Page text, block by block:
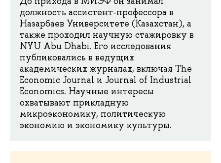
должность ассистент-профессора в
Назарбаев Университете (Казахстан), а
также проходил научную стажировку в
NYU Abu Dhabi. Его исследования
публиковались в ведущих
академических журналах, включая The
Economic Journal и Journal of Industrial
Economics. Научные интересы
охватывают прикладную
микроэкономику, политическую
экономию и экономику культуры.